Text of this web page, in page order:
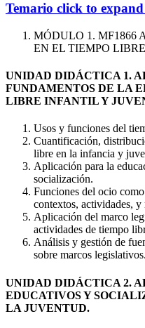
Temario click to
MÓDULO 1. MF1866
EN EL TIEMPO
UNIDAD DIDÁCTICA 1.
FUNDAMENTOS DE LA
LIBRE INFANTIL Y
Usos y funciones del
Cuantificación,
libre en la infancia y
Aplicación para la
socialización.
Funciones del ocio
contextos, actividades,
Aplicación del marco
actividades de tiempo
Análisis y gestión de
sobre marcos legislativos.
UNIDAD DIDÁCTICA 2.
EDUCATIVOS Y
LA JUVENTUD.